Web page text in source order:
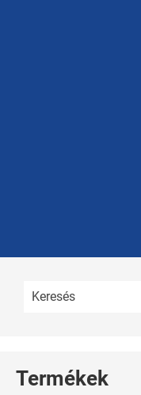
műholdas telefonokat
A WEISHUO
Robusztus ellátási
A WEISHUO
ma, hogy részletes
Termékek